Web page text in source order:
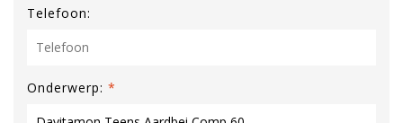
Telefoon:
Onderwerp: *